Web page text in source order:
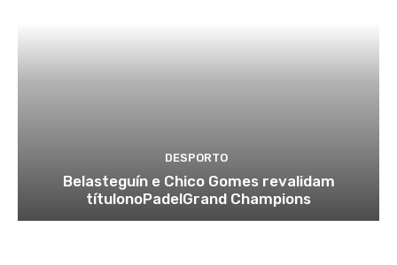
DESPORTO
Belasteguín e Chico Gomes revalidam
títulonoPadelGrand Champions